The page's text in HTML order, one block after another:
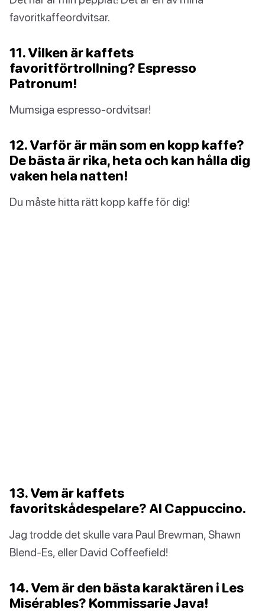
favoritkaffeordvitsar.
11. Vilken är kaffets
favoritförtrollning? Espresso
Patronum!
Mumsiga espresso-ordvitsar!
12. Varför är män som en kopp kaffe?
De bästa är rika, heta och kan hålla dig
vaken hela natten!
Du måste hitta rätt kopp kaffe för dig!
13. Vem är kaffets
favoritskådespelare? Al Cappuccino.
Jag trodde det skulle vara Paul Brewman, Shawn
Blend-Es, eller David Coffeefield!
14. Vem är den bästa karaktären i Les
Misérables? Kommissarie Java!